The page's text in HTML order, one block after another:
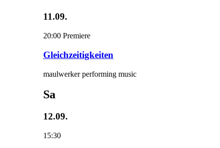
11.09.
20:00 Premiere
Gleichzeitigkeiten
maulwerker performing music
Sa
12.09.
15:30